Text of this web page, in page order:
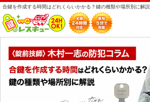
合鍵を作成する時間はどれくらいかかる？鍵の種類や場所別に解説
ホーム
鍵のトラブルから選ぶ
鍵交換